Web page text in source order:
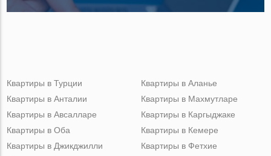
Квартиры в Турции
Квартиры в Анталии
Квартиры в Авсалларе
Квартиры в Оба
Квартиры в Джикджилли
Квартиры в Аланье
Квартиры в Махмутларе
Квартиры в Каргыджаке
Квартиры в Кемере
Квартиры в Фетхие